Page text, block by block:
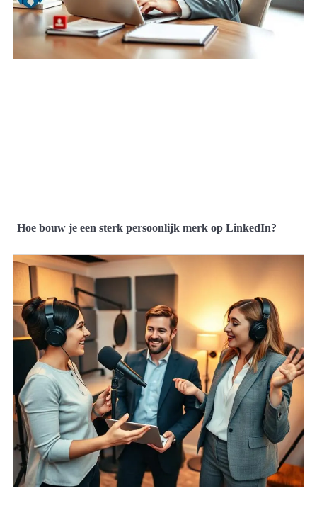
Hoe bouw je een sterk persoonlijk merk op LinkedIn?